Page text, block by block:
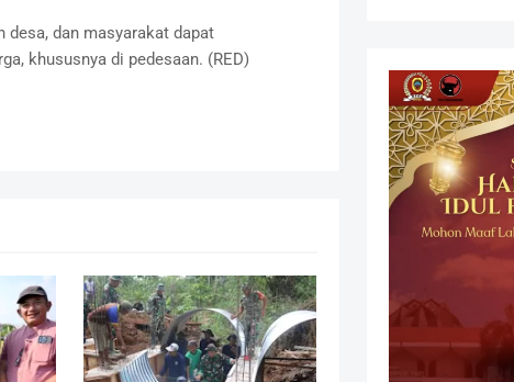
dan masyarakat dapat
khususnya di pedesaan. (RED)